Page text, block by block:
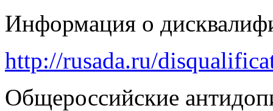
Информация о
http://rusada.ru/
Общероссийские